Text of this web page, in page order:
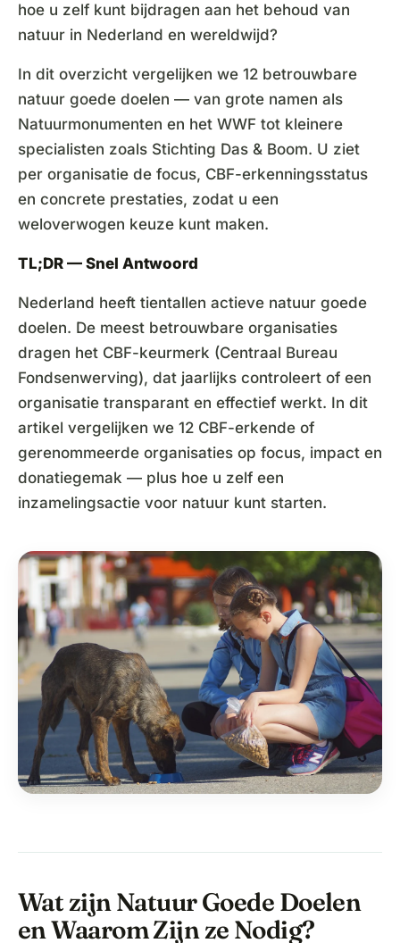
hoe u zelf kunt bijdragen aan het behoud van
natuur in Nederland en wereldwijd?
In dit overzicht vergelijken we 12 betrouwbare
natuur goede doelen — van grote namen als
Natuurmonumenten en het WWF tot kleinere
specialisten zoals Stichting Das & Boom. U ziet
per organisatie de focus, CBF-erkenningsstatus
en concrete prestaties, zodat u een
weloverwogen keuze kunt maken.
TL;DR — Snel Antwoord
Nederland heeft tientallen actieve natuur goede
doelen. De meest betrouwbare organisaties
dragen het CBF-keurmerk (Centraal Bureau
Fondsenwerving), dat jaarlijks controleert of een
organisatie transparant en effectief werkt. In dit
artikel vergelijken we 12 CBF-erkende of
gerenommeerde organisaties op focus, impact en
donatiegemak — plus hoe u zelf een
inzamelingsactie voor natuur kunt starten.
Wat zijn Natuur Goede Doelen
en Waarom Zijn ze Nodig?